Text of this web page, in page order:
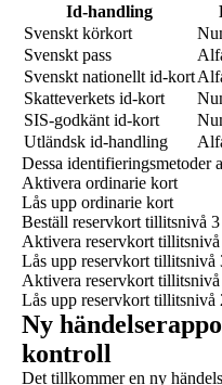
Id-handling
Svenskt körkort
Svenskt pass
Svenskt nationellt id-kort
Skatteverkets id-kort
SIS-godkänt id-kort
Utländsk id-handling
Dessa identifieringsmetoder
Aktivera ordinarie kort
Lås upp ordinarie kort
Beställ reservkort tillitsnivå 3
Aktivera reservkort
Lås upp reservkort tillitsnivå
Aktivera reservkort tillitsnivå
Lås upp reservkort tillitsnivå
Ny
kontroll
Det tillkommer en ny